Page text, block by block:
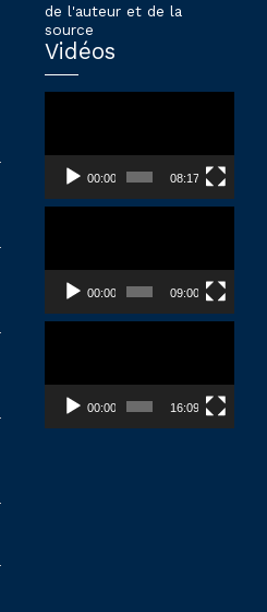
de l'auteur et de la
source
Vidéos
00:00 08:17
00:00 09:00
00:00 16:09